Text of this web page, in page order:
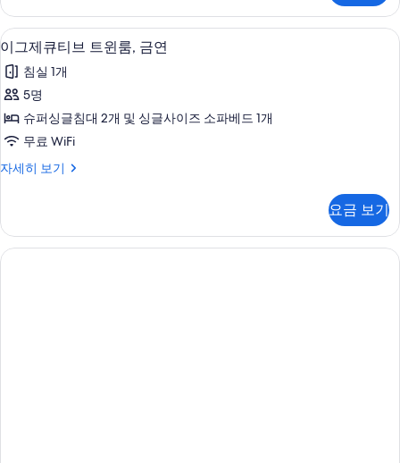
진
모
두
보
기
of
House
for
guest)
자
히
보
이
그
제
큐
티
트
룸,
금
4
이그제큐티브 트윈룸, 금연
침실 1개
5명
슈퍼싱글침대 2개 및 싱글사이즈 소파베드 1개
무료 WiFi
자세히 보기
이
티
브
트
요금 보기